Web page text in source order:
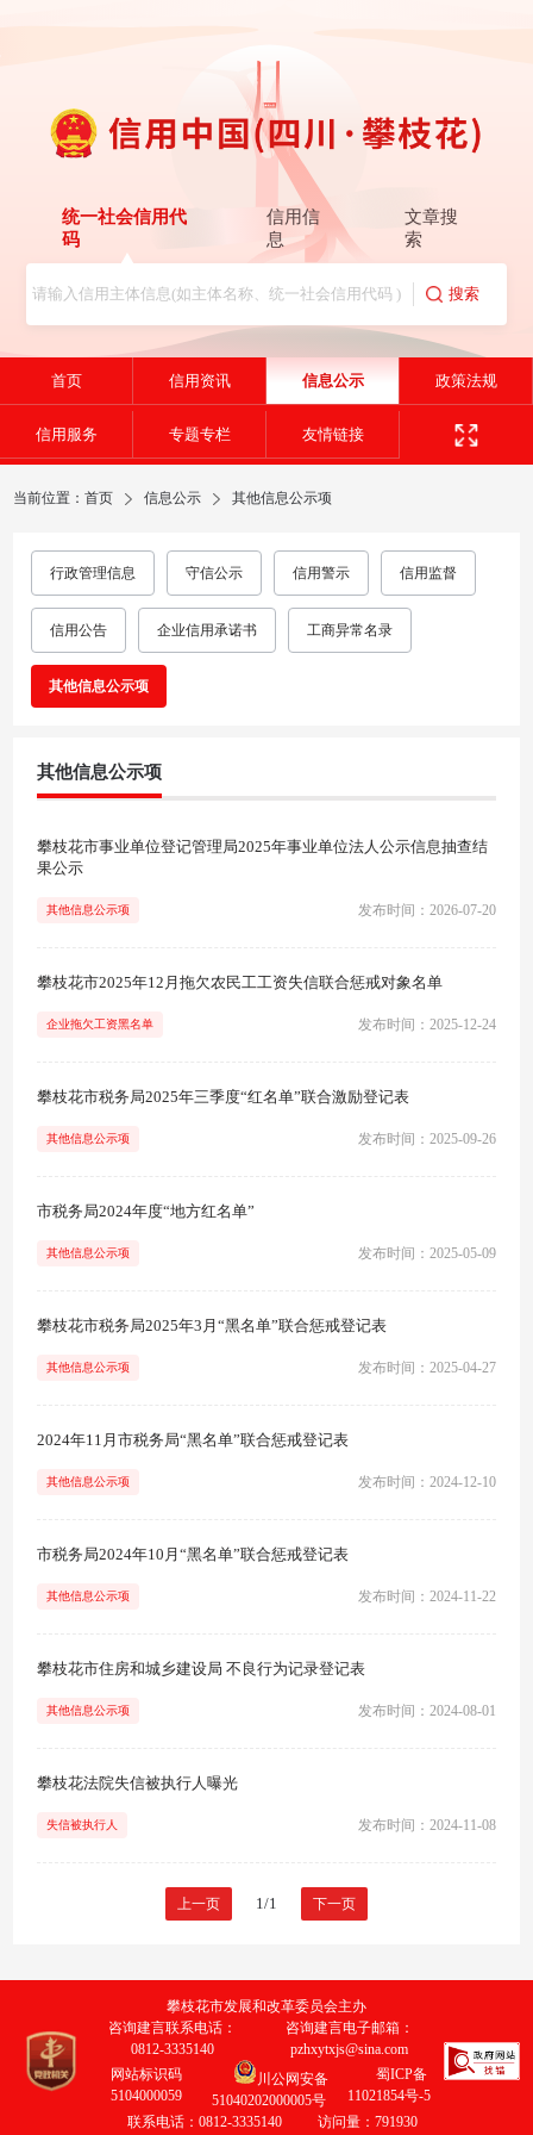
统一社会信用代
码
信用信
息
文章搜
索
首页 信用资讯 信息公示 政策法规
信用服务 专题专栏 友情链接
当前位置：首页 信息公示 其他信息公示项
行政管理信息 守信公示 信用警示 信用监督
信用公告 企业信用承诺书 工商异常名录
其他信息公示项
其他信息公示项
攀枝花市事业单位登记管理局2025年事业单位法人公示信息抽查结
果公示
其他信息公示项 发布时间：2026-07-20
攀枝花市2025年12月拖欠农民工工资失信联合惩戒对象名单
企业拖欠工资黑名单 发布时间：2025-12-24
攀枝花市税务局2025年三季度“红名单”联合激励登记表
其他信息公示项 发布时间：2025-09-26
市税务局2024年度“地方红名单”
其他信息公示项 发布时间：2025-05-09
攀枝花市税务局2025年3月“黑名单”联合惩戒登记表
其他信息公示项 发布时间：2025-04-27
2024年11月市税务局“黑名单”联合惩戒登记表
其他信息公示项 发布时间：2024-12-10
市税务局2024年10月“黑名单”联合惩戒登记表
其他信息公示项 发布时间：2024-11-22
攀枝花市住房和城乡建设局 不良行为记录登记表
其他信息公示项 发布时间：2024-08-01
攀枝花法院失信被执行人曝光
失信被执行人 发布时间：2024-11-08
上一页 1/1 下一页
攀枝花市发展和改革委员会主办
咨询建言联系电话：
0812-3335140
咨询建言电子邮箱：
pzhxytxjs@sina.com
网站标识码
5104000059
川公网安备
51040202000005号
蜀ICP备
11021854号-5
联系电话：0812-3335140
访问量： 791930